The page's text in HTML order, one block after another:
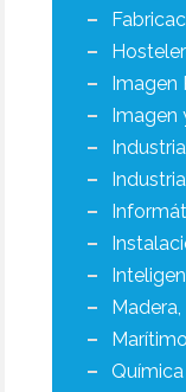
Imagen
Imagen
Química